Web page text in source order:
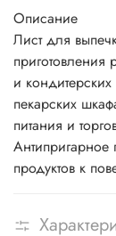
Описание
Лист для
и
пекарских
питания и
Антипригарное
продуктов к